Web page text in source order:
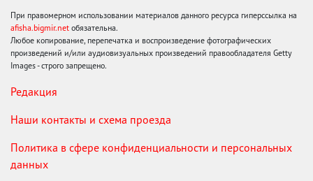
При правомерном использовании материалов данного ресурса гиперссылка на
afisha.bigmir.net обязательна.
Любое копирование, перепечатка и воспроизведение фотографических
произведений и/или аудиовизуальных произведений правообладателя Getty
Images - строго запрещено.
Редакция
Наши контакты и схема проезда
Политика в сфере конфиденциальности и персональных
данных